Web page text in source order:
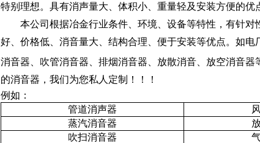
特别理想。具有消声量大、体积小、重量轻及安装方便的优
本公司根据冶金行业条件、环境、设备等特性，有针
好、价格低、消音量大、结构合理、便于安装等优点。如
消音器、吹管消音器、排烟消音器、放散消音、放空消音器
的消音器，我们为您私人定制！！！
例如：
管道消声器
蒸汽消音器
吹扫消音器